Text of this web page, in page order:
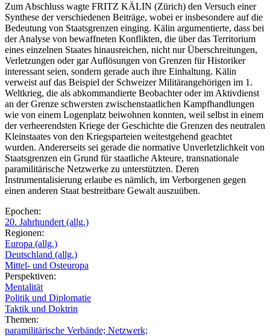
Zum Abschluss wagte FRITZ KÄLIN (Zürich) den Versuch einer
Synthese der verschiedenen Beiträge, wobei er insbesondere auf die
Bedeutung von Staatsgrenzen einging. Kälin argumentierte, dass bei
der Analyse von bewaffneten Konflikten, die über das Territorium
eines einzelnen Staates hinausreichen, nicht nur Überschreitungen,
Verletzungen oder gar Auflösungen von Grenzen für Historiker
interessant seien, sondern gerade auch ihre Einhaltung. Kälin
verweist auf das Beispiel der Schweizer Militärangehörigen im 1.
Weltkrieg, die als abkommandierte Beobachter oder im Aktivdienst
an der Grenze schwersten zwischenstaatlichen Kampfhandlungen
wie von einem Logenplatz beiwohnen konnten, weil selbst in einem
der verheerendsten Kriege der Geschichte die Grenzen des neutralen
Kleinstaates von den Kriegsparteien weitestgehend geachtet
wurden. Andererseits sei gerade die normative Unverletzlichkeit von
Staatsgrenzen ein Grund für staatliche Akteure, transnationale
paramilitärische Netzwerke zu unterstützten. Deren
Instrumentalisierung erlaube es nämlich, im Verborgenen gegen
einen anderen Staat bestreitbare Gewalt auszuüben.
Epochen:
20. Jahrhundert (allg.)
Regionen:
Europa (allg.)
Deutschland (allg.)
Mittel- und Osteuropa
Perspektiven:
Mentalität
Politik und Diplomatie
Taktik und Doktrin
Themen:
paramilitärische Verbände; Netzwerk;